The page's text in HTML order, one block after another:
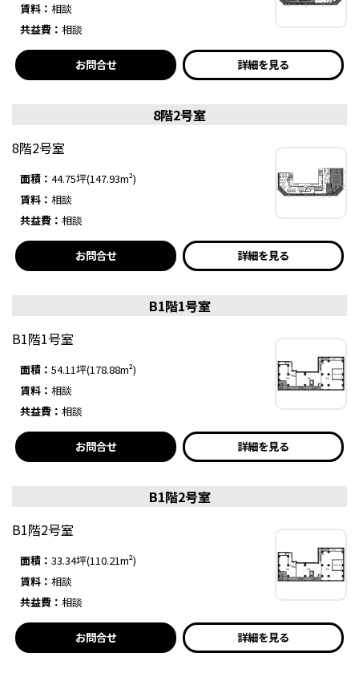
賃料： 相談
共益費： 相談
お問合せ 詳細を見る
8階2号室
8階2号室
面積： 44.75坪(147.93m²)
賃料： 相談
共益費： 相談
お問合せ 詳細を見る
B1階1号室
B1階1号室
面積： 54.11坪(178.88m²)
賃料： 相談
共益費： 相談
お問合せ 詳細を見る
B1階2号室
B1階2号室
面積： 33.34坪(110.21m²)
賃料： 相談
共益費： 相談
お問合せ 詳細を見る